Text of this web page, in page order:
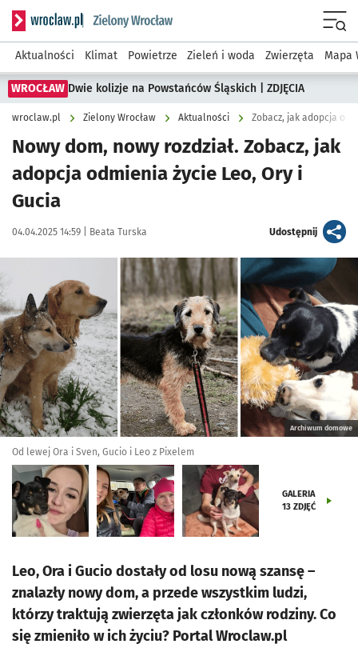
Serwis informacyjny wroclaw.pl podserwis: Środowisko we
Aktualności Klimat Powietrze Zieleń i woda Zwierzęta Mapa
WROCŁAW Dwie kolizje na Powstańców Śląskich | ZDJĘCIA
wroclaw.pl Zielony Wrocław Aktualności Zobacz, jak adopcja
Nowy dom, nowy rozdział. Zobacz, jak
adopcja odmienia życie Leo, Ory i
Gucia
Data publikacji:
04.04.2025 14:59 | Autor:
Beata Turska Udostępnijartykuł
Kliknij, aby zobaczyć galerię
Archiwum domowe
Od lewej Ora i Sven, Gucio i Leo z Pixelem
GALERIA
13 ZDJĘĆ
Leo, Ora i Gucio dostały od losu nową szansę –
znalazły nowy dom, a przede wszystkim ludzi,
którzy traktują zwierzęta jak członków rodziny. Co
się zmieniło w ich życiu? Portal Wroclaw.pl